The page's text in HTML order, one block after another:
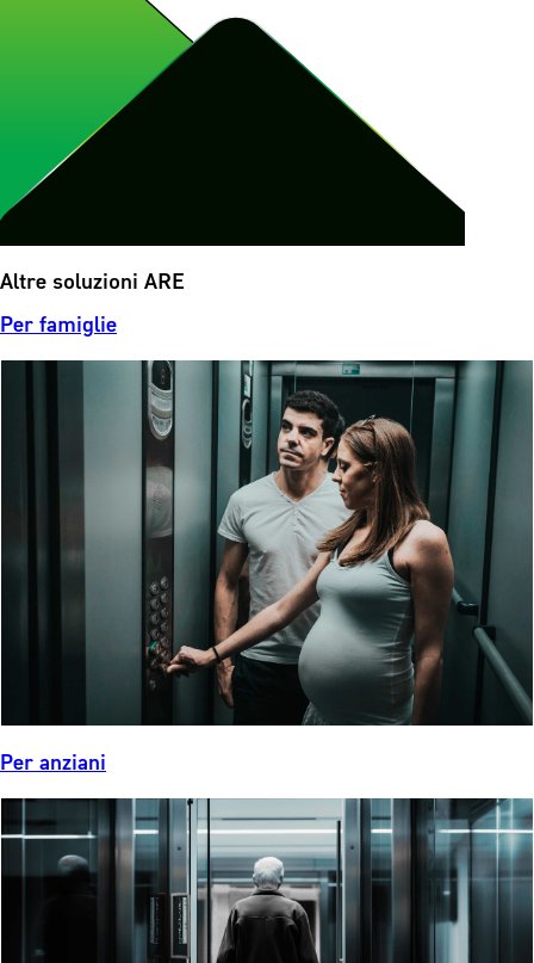
Altre soluzioni ARE
Per famiglie
Per anziani